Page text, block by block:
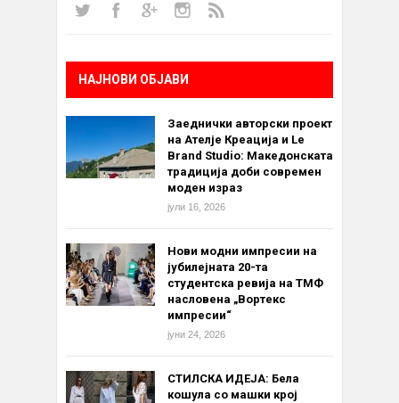
НАЈНОВИ ОБЈАВИ
Заеднички авторски проект
на Ателје Креација и Le
Brand Studio: Македонската
традиција доби современ
моден израз
јули 16, 2026
Нови модни импресии на
јубилејната 20-та
студентска ревија на ТМФ
насловена „Вортекс
импресии“
јуни 24, 2026
СТИЛСКА ИДЕЈА: Бела
кошула со машки крој